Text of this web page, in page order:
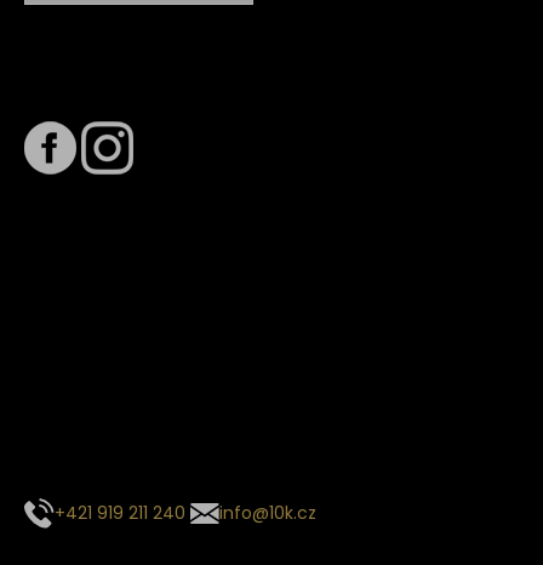
+421 919 211 240 info@10k.cz